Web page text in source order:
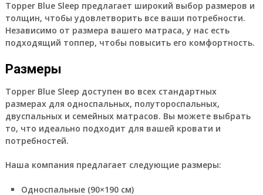
Topper Blue Sleep предлагает широкий выбор размеров и
толщин, чтобы удовлетворить все ваши потребности.
Независимо от размера вашего матраса, у нас есть
подходящий топпер, чтобы повысить его комфортность.
Размеры
Topper Blue Sleep доступен во всех стандартных
размерах для односпальных, полутороспальных,
двуспальных и семейных матрасов. Вы можете выбрать
то, что идеально подходит для вашей кровати и
потребностей.
Наша компания предлагает следующие размеры:
Односпальные (90×190 см)